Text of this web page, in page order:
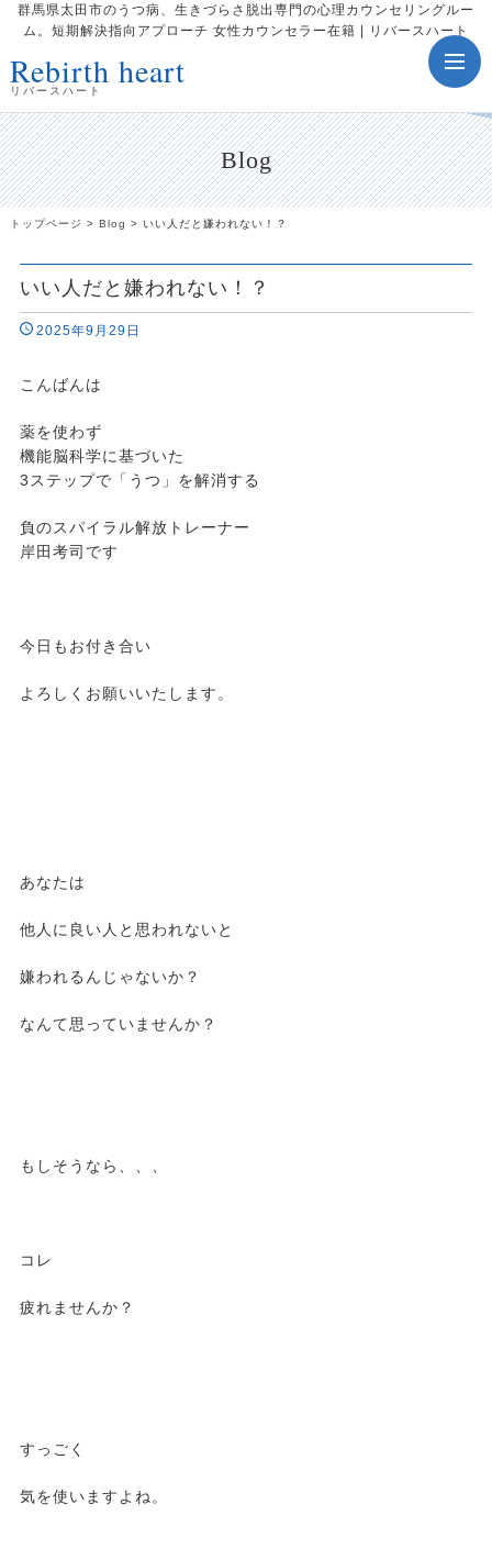
群馬県太田市のうつ病、生きづらさ脱出専門の心理カウンセリングルー
ム。短期解決指向アプローチ 女性カウンセラー在籍 | リバースハート
Rebirth heart
リバースハート
Blog
トップページ > Blog > いい人だと嫌われない！？
いい人だと嫌われない！？
2025年9月29日
こんばんは
薬を使わず
機能脳科学に基づいた
3ステップで「うつ」を解消する
負のスパイラル解放トレーナー
岸田考司です
今日もお付き合い
よろしくお願いいたします。
あなたは
他人に良い人と思われないと
嫌われるんじゃないか？
なんて思っていませんか？
もしそうなら、、、
コレ
疲れませんか？
すっごく
気を使いますよね。
toggle